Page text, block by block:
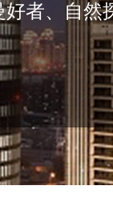
者、自然